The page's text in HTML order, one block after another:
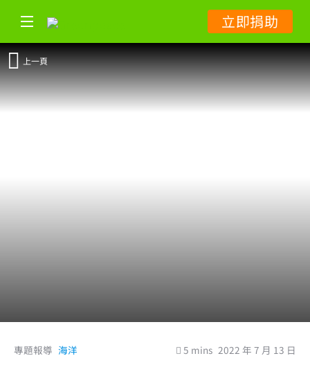
立即捐助
上一頁
專題報導 海洋 5 mins 2022 年 7 月 13 日